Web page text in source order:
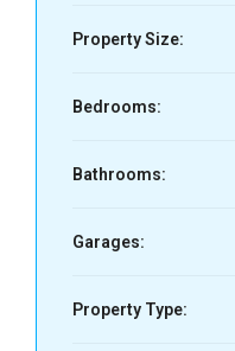
Property Size:
Bedrooms:
Bathrooms:
Garages:
Property Type: